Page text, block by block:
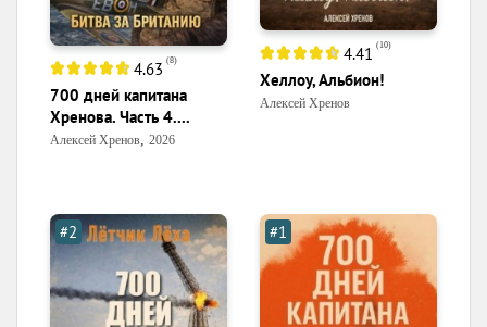
4.63 (8)
700 дней капитана
Хренова. Часть 4....
Алексей Хренов 2026
4.41 (10)
Хеллоу, Альбион!
Алексей Хренов
#2 #1